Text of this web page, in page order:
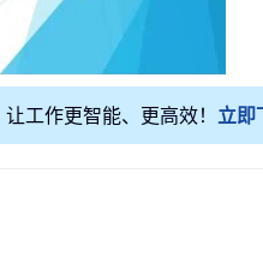
工作更智能、更高效！ 立即